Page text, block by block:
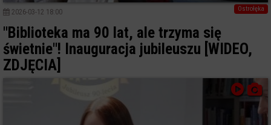
Ostrołęka
2026-03-12 18:00
"Biblioteka ma 90 lat, ale trzyma się
świetnie"! Inauguracja jubileuszu [WIDEO,
ZDJĘCIA]